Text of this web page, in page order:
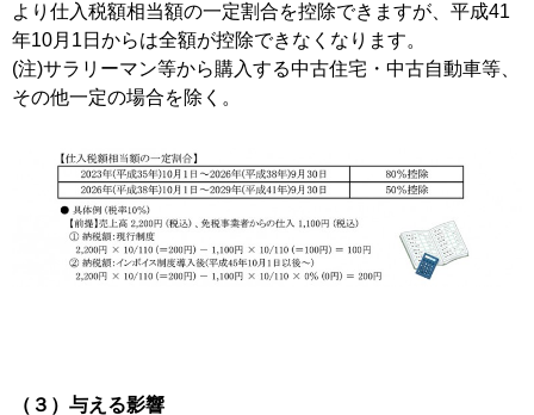
より仕入税額相当額の一定割合を控除できますが、平成41
年10月1日からは全額が控除できなくなります。
(注)サラリーマン等から購入する中古住宅・中古自動車等、
その他一定の場合を除く。
（３）与える影響